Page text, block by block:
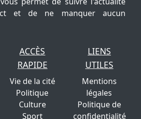
et de ne manquer aucun
ACCÈS
RAPIDE
Vie de la cité
Politique
Culture
Sport
LIENS
UTILES
Mentions
légales
Politique de
confidentialité